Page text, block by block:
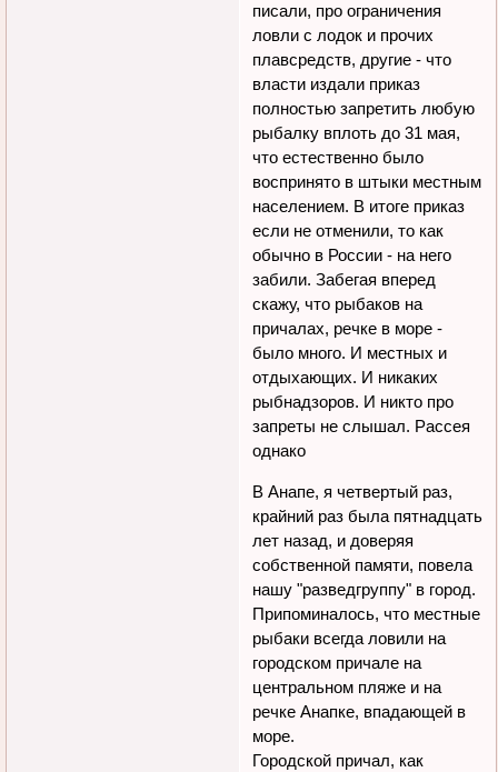
писали, про ограничения
ловли с лодок и прочих
плавсредств, другие - что
власти издали приказ
полностью запретить любую
рыбалку вплоть до 31 мая,
что естественно было
воспринято в штыки местным
населением. В итоге приказ
если не отменили, то как
обычно в России - на него
забили. Забегая вперед
скажу, что рыбаков на
причалах, речке в море -
было много. И местных и
отдыхающих. И никаких
рыбнадзоров. И никто про
запреты не слышал. Рассея
однако
В Анапе, я четвертый раз,
крайний раз была пятнадцать
лет назад, и доверяя
собственной памяти, повела
нашу "разведгруппу" в город.
Припоминалось, что местные
рыбаки всегда ловили на
городском причале на
центральном пляже и на
речке Анапке, впадающей в
море.
Городской причал, как